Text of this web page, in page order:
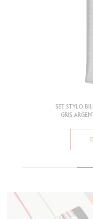
SET STYLO
GRIS